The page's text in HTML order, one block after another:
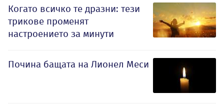
Когато всичко те дразни: тези
трикове променят
настроението за минути
Почина бащата на Лионел Меси